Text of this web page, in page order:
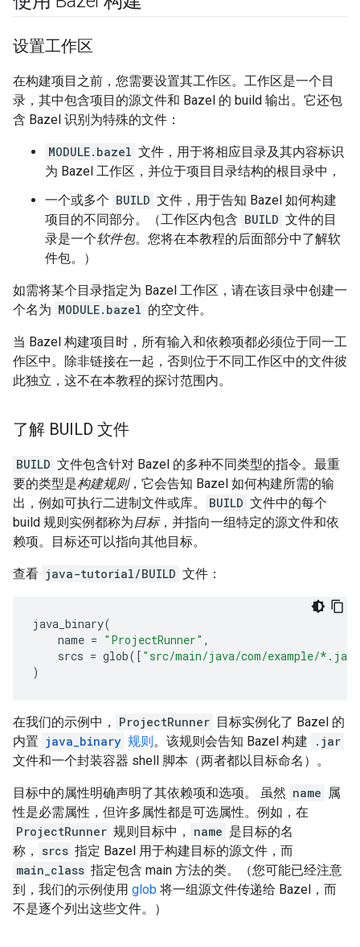
设置工作区
在构建项目之前，您需要设置其工作区。工作区是一个目
录，其中包含项目的源文件和 Bazel 的 build 输出。它还包
含 Bazel 识别为特殊的文件：
MODULE.bazel 文件，用于将相应目录及其内容标识
为 Bazel 工作区，并位于项目目录结构的根目录中，
一个或多个 BUILD 文件，用于告知 Bazel 如何构建
项目的不同部分。（工作区内包含 BUILD 文件的目
录是一个软件包。您将在本教程的后面部分中了解软
件包。）
如需将某个目录指定为 Bazel 工作区，请在该目录中创建一
个名为 MODULE.bazel 的空文件。
当 Bazel 构建项目时，所有输入和依赖项都必须位于同一工
作区中。除非链接在一起，否则位于不同工作区中的文件彼
此独立，这不在本教程的探讨范围内。
了解 BUILD 文件
BUILD 文件包含针对 Bazel 的多种不同类型的指令。最重
要的类型是构建规则，它会告知 Bazel 如何构建所需的输
出，例如可执行二进制文件或库。
BUILD 文件中的每个
build 规则实例都称为目标，并指向一组特定的源文件和依
赖项。目标还可以指向其他目标。
查看 java-tutorial/BUILD 文件：
java_binary(
name = "ProjectRunner" ,
srcs = glob([ "src/main/java/com/example/
)
在我们的示例中， ProjectRunner 目标实例化了 Bazel 的
内置 java_binary 规则。该规则会告知 Bazel 构建
.jar
文件和一个封装容器 shell 脚本（两者都以目标命名）。
目标中的属性明确声明了其依赖项和选项。 虽然 name 属
性是必需属性，但许多属性都是可选属性。例如，在
ProjectRunner 规则目标中， name 是目标的名
称，
srcs 指定 Bazel 用于构建目标的源文件，而
main_class 指定包含 main 方法的类。（您可能已经注意
到，我们的示例使用 glob 将一组源文件传递给 Bazel，而
不是逐个列出这些文件。）